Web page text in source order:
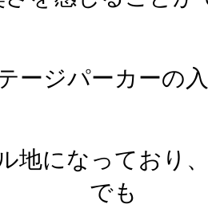
ージパーカーの
地になっており
でも